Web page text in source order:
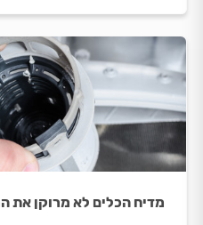
מדיח הכלים לא מרוקן את